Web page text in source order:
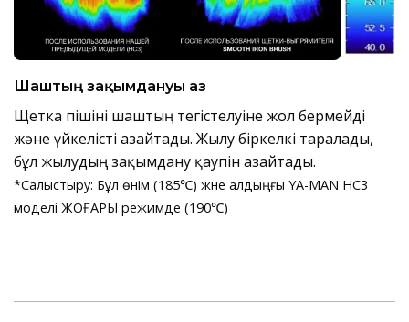
Шаштың зақымдануы аз
Щетка пішіні шаштың тегістелуіне жол бермейді
және үйкелісті азайтады. Жылу біркелкі таралады,
бұл жылудың зақымдану қаупін азайтады.
*Салыстыру: Бұл өнім (185℃) және алдыңғы YA-MAN HC3
моделі ЖОҒАРЫ режимде (190℃)